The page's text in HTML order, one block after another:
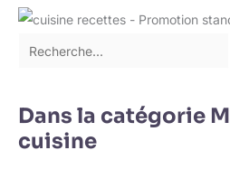
Dans la catégorie
cuisine